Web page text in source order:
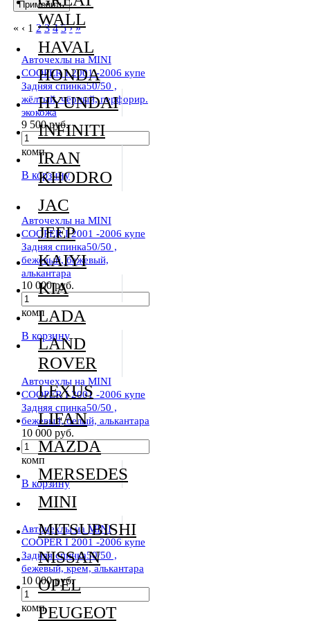
« ‹ 1 2 3 4 5 › »
Авточехлы на MINI
COOPER I 2001 -2006 купе
Задняя спинка50/50 ,
жёлтый, чёрный, перфорир.
экокожа
9 500 руб.
комп
В корзину
Авточехлы на MINI
COOPER I 2001 -2006 купе
Задняя спинка50/50 ,
бежевый, бежевый,
алькантара
10 000 руб.
комп
В корзину
Авточехлы на MINI
COOPER I 2001 -2006 купе
Задняя спинка50/50 ,
бежевый, белый, алькантара
10 000 руб.
комп
В корзину
Авточехлы на MINI
COOPER I 2001 -2006 купе
Задняя спинка50/50 ,
бежевый, крем, алькантара
10 000 руб.
комп
WALL
HAVAL
HONDA
HYUNDAI
INFINITI
IRAN
KHODRO
JAC
JEEP
KAIYI
KIA
LADA
LAND
ROVER
LEXUS
LIFAN
MAZDA
MERSEDES
MINI
MITSUBISHI
NISSAN
OPEL
PEUGEOT